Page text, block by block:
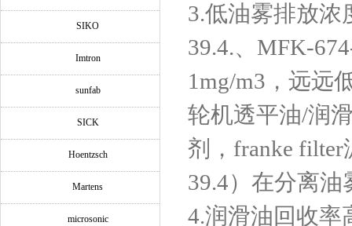
SIKO
Imtron
sunfab
SICK
Hoentzsch
Martens
microsonic
3.低油雾排放浓
39.4.、MFK-
1mg/m3，远远
轮机透平油/润
剂，franke filter
39.4）在分离
4.润滑油回收率